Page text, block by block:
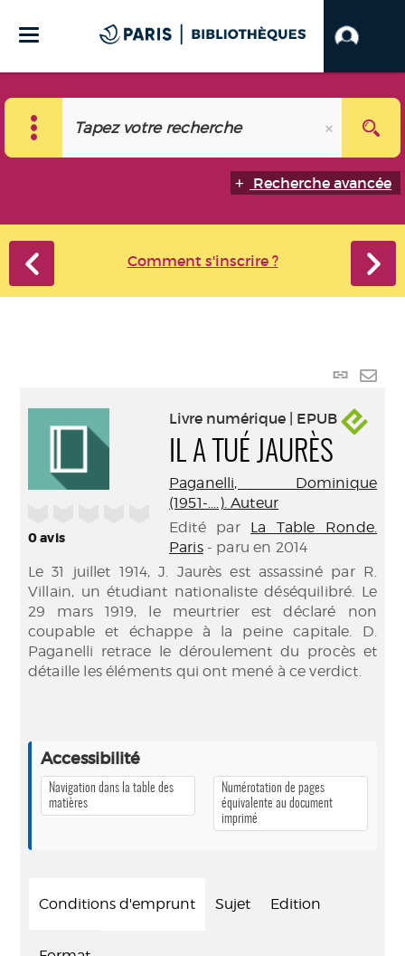
Recherche avancée
Comment s'inscrire ?
Lien
0avis
Livre numérique | EPUB
IL A TUÉ JAURÈS
Paganelli, Dominique
(1951-....). Auteur
Edité par La Table Ronde.
Paris- paru en 2014
Le 31 juillet 1914, J. Jaurès est assassiné par R.
Villain, un étudiant nationaliste déséquilibré. Le
29 mars 1919, le meurtrier est déclaré non
coupable et échappe à la peine capitale. D.
Paganelli retrace le déroulement du procès et
détaille les éléments qui ont mené à ce verdict.
Accessibilité
Navigation dans la table des
matières
Numérotation de pages
équivalente au document
imprimé
Conditions d'emprunt Sujet Edition